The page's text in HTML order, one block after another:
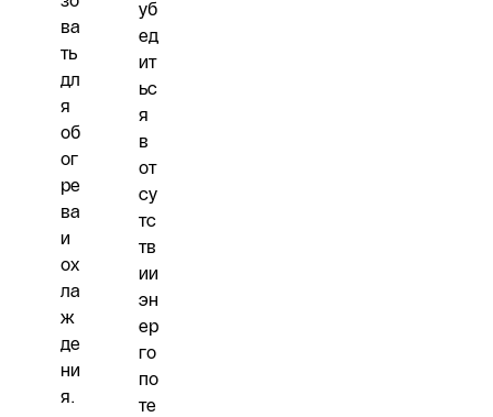
ва
ть
дл
я
об
ог
ре
ва
и
ох
ла
ж
де
ни
я.
уб
ед
ит
ьс
я
в
от
су
тс
тв
ии
эн
ер
го
по
те